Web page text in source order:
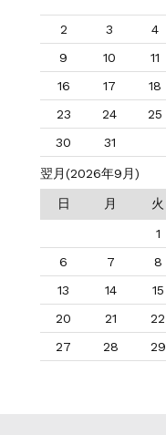
2
3 4
9
10 11
16
17 18
23
24 25
30
31
翌月(2026年9月)
日 月 火
1
6
7 8
13
14 15
20
21 22
27
28 29